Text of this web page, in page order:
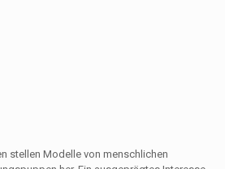
stellen Modelle von menschlichen